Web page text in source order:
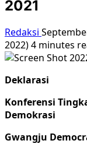
2021
Redaksi
2022)4 minutes
Deklarasi
Konferensi
Demokrasi
Gwangju